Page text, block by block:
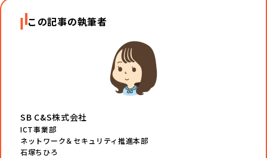
この記事の執筆者
SB C&S株式会社
ICT事業部
ネットワーク＆セキュリティ推進本部
石塚ちひろ